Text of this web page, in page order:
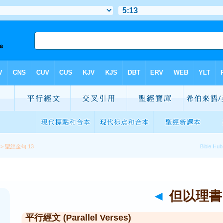
> 聖經金句 13
◄ 但以理
平行經文 (Parallel Verses)